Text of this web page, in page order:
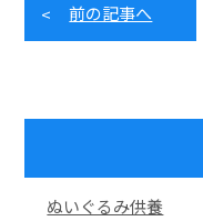
前の記事へ
ぬいぐるみ供養